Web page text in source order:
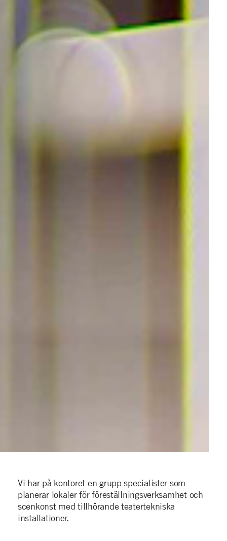
Vi har på kontoret en grupp specialister som
planerar lokaler för föreställningsverksamhet och
scenkonst med tillhörande teatertekniska
installationer.